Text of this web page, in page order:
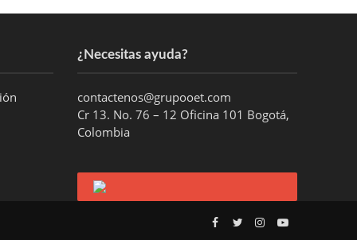
¿Necesitas ayuda?
contactenos@grupooet.com
Cr 13. No. 76 – 12 Oficina 101 Bogotá,
Colombia